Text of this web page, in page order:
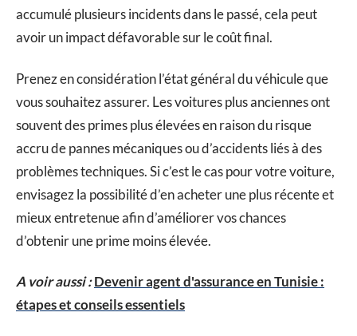
accumulé plusieurs incidents dans le passé, cela peut
avoir un impact défavorable sur le coût final.
Prenez en considération l’état général du véhicule que
vous souhaitez assurer. Les voitures plus anciennes ont
souvent des primes plus élevées en raison du risque
accru de pannes mécaniques ou d’accidents liés à des
problèmes techniques. Si c’est le cas pour votre voiture,
envisagez la possibilité d’en acheter une plus récente et
mieux entretenue afin d’améliorer vos chances
d’obtenir une prime moins élevée.
A voir aussi :Devenir agent d'assurance en Tunisie :
étapes et conseils essentiels